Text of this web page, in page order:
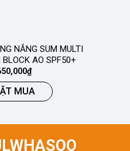
NẮNG SUM MULTI
BLOCK AO SPF50+
₫
MUA